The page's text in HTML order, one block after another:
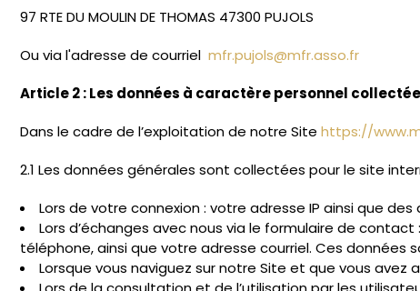
97 RTE DU MOULIN DE THOMAS 47300 PUJOLS
Ou via l'adresse de courriel mfr.pujols@mfr.asso.fr
Article 2 : Les données à caractère personnel
Dans le cadre de l’exploitation de notre Site https://
2.1 Les données générales sont collectées pour le site
Lors de votre connexion : votre adresse IP ainsi que
Lors d’échanges avec nous via le formulaire de
téléphone, ainsi que votre adresse courriel. Ces
Lorsque vous naviguez sur notre Site et que vous